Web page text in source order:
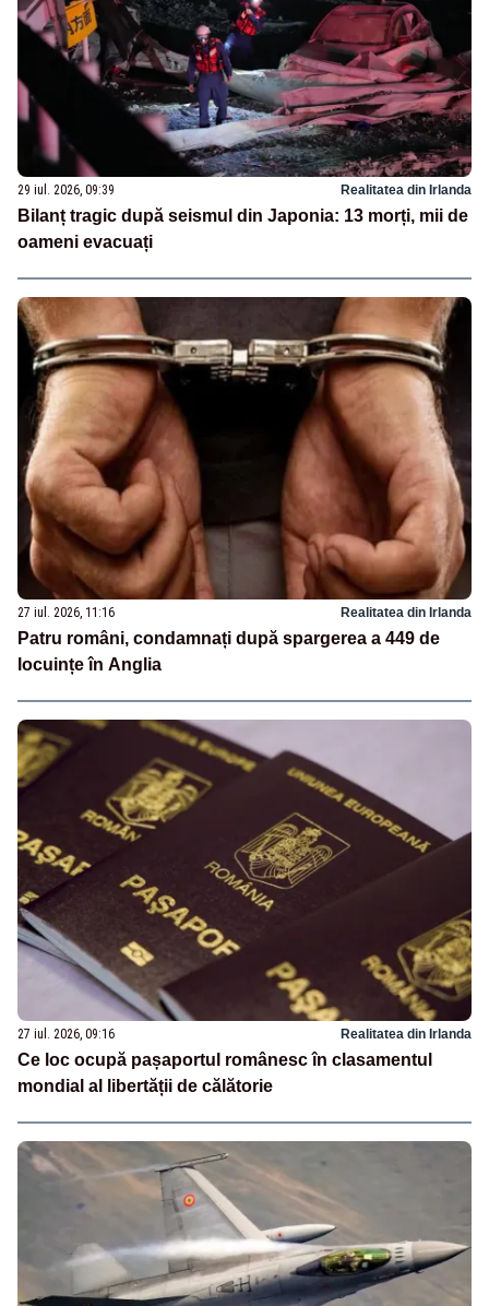
29 iul. 2026, 09:39 Realitatea din Irlanda
Bilanț tragic după seismul din Japonia: 13 morți, mii de
oameni evacuați
27 iul. 2026, 11:16 Realitatea din Irlanda
Patru români, condamnați după spargerea a 449 de
locuințe în Anglia
27 iul. 2026, 09:16 Realitatea din Irlanda
Ce loc ocupă pașaportul românesc în clasamentul
mondial al libertății de călătorie